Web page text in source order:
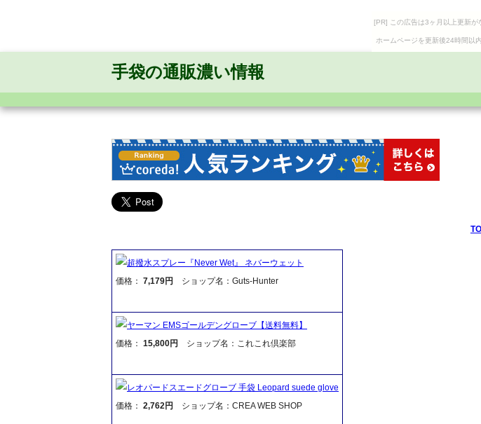
[PR] この広告は3ヶ月以上更新が
ホームページを更新後24時間以
手袋の通販濃い情報
超撥水スプレー『Never Wet』 ネバーウェット
価格： 7,179円 ショップ名：Guts-Hunter
ヤーマン EMSゴールデングローブ【送料無料】
価格： 15,800円 ショップ名：これこれ倶楽部
レオパードスエードグローブ 手袋 Leopard suede glove
価格： 2,762円 ショップ名：CREA WEB SHOP